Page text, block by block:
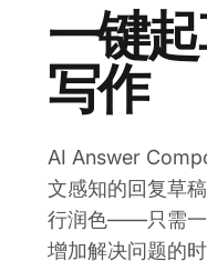
一键
写作
AI Answer
文感知的回复草
行润色——只需一
增加解决问题的